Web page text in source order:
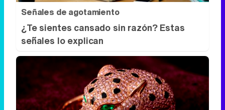
Señales de agotamiento
¿Te sientes cansado sin razón? Estas
señales lo explican